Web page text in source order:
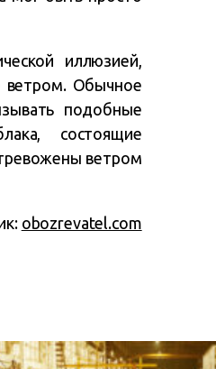
иллюзией,
ветром. Обычное
подобные
состоящие
ветром
obozrevatel.com